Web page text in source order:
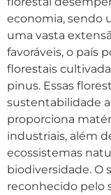
economia, sendo
uma vasta
favoráveis, o país
florestais
pinus. Essas
sustentabilidade
proporciona
industriais, além
ecossistemas
biodiversidade. O
reconhecido pelo